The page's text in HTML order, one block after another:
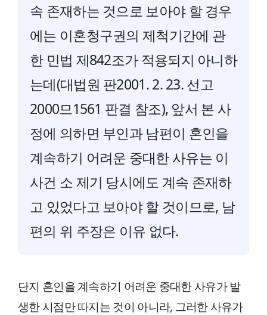
속 존재하는 것으로 보아야 할 경우
에는 이혼청구권의 제척기간에 관
한 민법 제842조가 적용되지 아니하
는데(대법원 판2001. 2. 23. 선고
2000므1561 판결 참조), 앞서 본 사
정에 의하면 부인과 남편이 혼인을
계속하기 어려운 중대한 사유는 이
사건 소 제기 당시에도 계속 존재하
고 있었다고 보아야 할 것이므로, 남
편의 위 주장은 이유 없다.
단지 혼인을 계속하기 어려운 중대한 사유가 발
생한 시점만 따지는 것이 아니라, 그러한 사유가